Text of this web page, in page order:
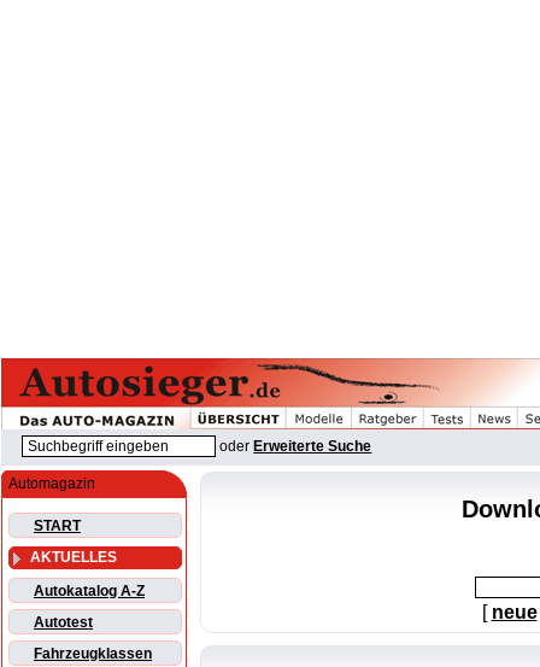
oder Erweiterte Suche
Automagazin
START
AKTUELLES
Autokatalog A-Z
Autotest
Fahrzeugklassen
[ neue